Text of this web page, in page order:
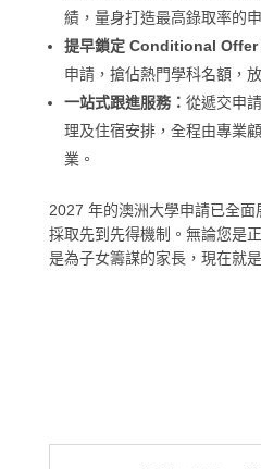
績，量身打造最高錄取率的
提早鎖定 Conditional Offer
申請，搶佔熱門學科名額，
一站式跟進服務： 從遞交申
理及住宿安排，全程由專業
業。
2027 年的澳洲大學申請已全面
採取先到先得機制。無論您是
是為子女籌謀的家長，現在就